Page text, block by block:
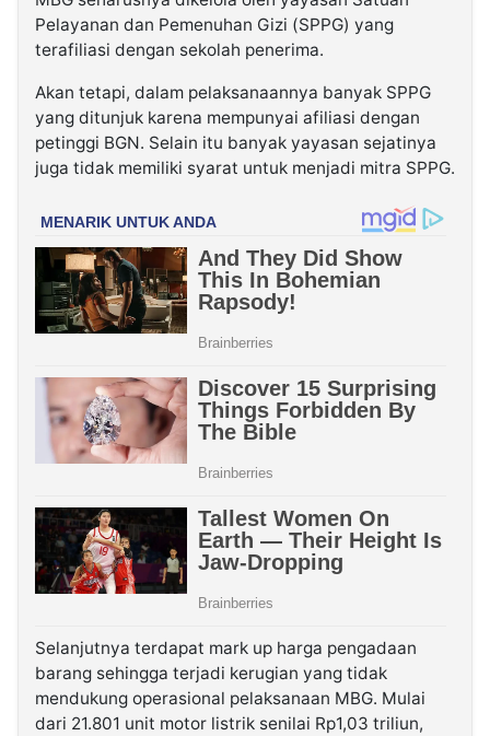
Pelayanan dan Pemenuhan Gizi (SPPG) yang
terafiliasi dengan sekolah penerima.
Akan tetapi, dalam pelaksanaannya banyak SPPG
yang ditunjuk karena mempunyai afiliasi dengan
petinggi BGN. Selain itu banyak yayasan sejatinya
juga tidak memiliki syarat untuk menjadi mitra SPPG.
Selanjutnya terdapat mark up harga pengadaan
barang sehingga terjadi kerugian yang tidak
mendukung operasional pelaksanaan MBG. Mulai
dari 21.801 unit motor listrik senilai Rp1,03 triliun,